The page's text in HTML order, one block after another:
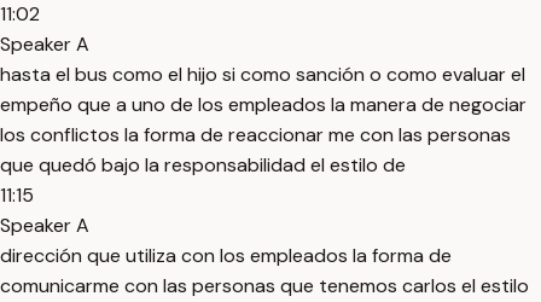
11:02
Speaker A
hasta el bus como el hijo si como sanción o como evaluar el
empeño que a uno de los empleados la manera de negociar
los conflictos la forma de reaccionar me con las personas
que quedó bajo la responsabilidad el estilo de
11:15
Speaker A
dirección que utiliza con los empleados la forma de
comunicarme con las personas que tenemos carlos el estilo